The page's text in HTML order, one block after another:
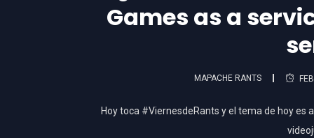
Games as a
MAPACHE RANTS
Hoy toca #ViernesdeRants y el tema de hoy es